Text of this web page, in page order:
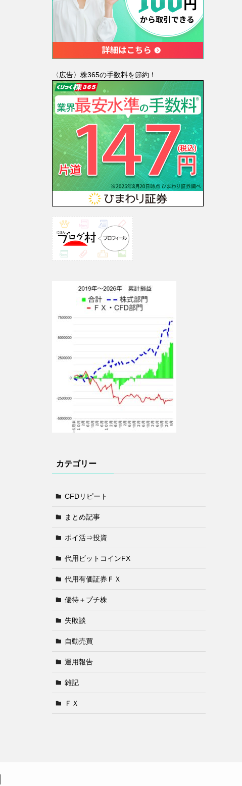
〈広告〉株365の手数料を節約！
カテゴリー
CFDリピート
まとめ記事
ポイ活⇒投資
代用ビットコインFX
代用有価証券ＦＸ
優待＋プチ株
失敗談
自動売買
運用報告
雑記
ＦＸ